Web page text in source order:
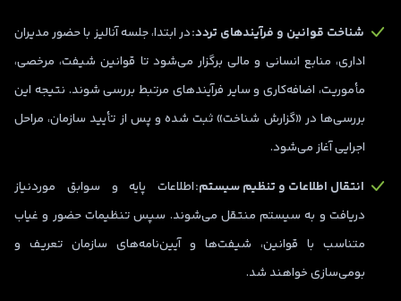
شناخت قوانین و فرآیندهای تردد:در ابتدا، جلسه آنالیز با حضور مدیران
اداری، منابع انسانی و مالی برگزار می‌شود تا قوانین شیفت، مرخصی،
مأموریت، اضافه‌کاری و سایر فرآیندهای مرتبط بررسی شوند. نتیجه این
بررسی‌ها در «گزارش شناخت» ثبت شده و پس از تأیید سازمان، مراحل
اجرایی آغاز می‌شود.
انتقال اطلاعات و تنظیم سیستم:اطلاعات پایه و سوابق موردنیاز
دریافت و به سیستم منتقل می‌شوند. سپس تنظیمات حضور و غیاب
متناسب با قوانین، شیفت‌ها و آیین‌نامه‌های سازمان تعریف و
بومی‌سازی خواهند شد.